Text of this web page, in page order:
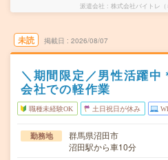
派遣会社 株式会社バイトレ（
未読 掲載日 2026/08/07
＼期間限定／男性活躍中
会社での軽作業
職種未経験OK 土日祝日が休み
勤務地
群馬県沼田市
沼田駅から車10分